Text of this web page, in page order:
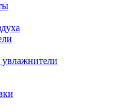
увлажнители